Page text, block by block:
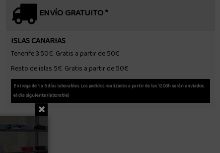
ENVÍO GRATUITO *
ISLAS CANARIAS
Tenerife 3.50€. Gratis a partir de 50€
Resto de islas 5€. Gratis a partir de 50€
Entrega de 1 a 5 días laborables. Los pedidos realizados a partir de las 12.00h serán enviados
el dia siguiente (laborable)